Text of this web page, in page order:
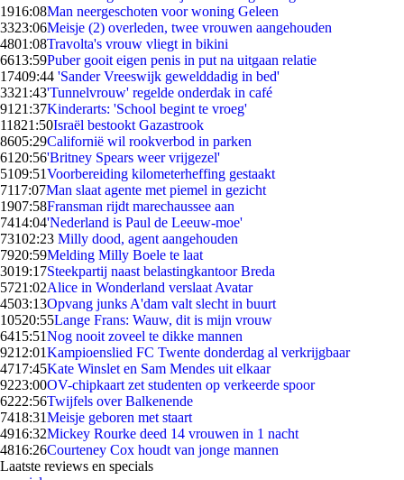
1916:08Man neergeschoten voor woning Geleen
3323:06Meisje (2) overleden, twee vrouwen aangehouden
4801:08Travolta's vrouw vliegt in bikini
6613:59Puber gooit eigen penis in put na uitgaan relatie
17409:44 'Sander Vreeswijk gewelddadig in bed'
3321:43'Tunnelvrouw' regelde onderdak in café
91 21:37Kinderarts: 'School begint te vroeg'
11821:50Israël bestookt Gazastrook
8605:29Californië wil rookverbod in parken
61 20:56'Britney Spears weer vrijgezel'
5109:51Voorbereiding kilometerheffing gestaakt
7117:07Man slaat agente met piemel in gezicht
1907:58Fransman rijdt marechaussee aan
7414:04'Nederland is Paul de Leeuw-moe'
73102:23 Milly dood, agent aangehouden
7920:59Melding Milly Boele te laat
3019:17Steekpartij naast belastingkantoor Breda
5721:02Alice in Wonderland verslaat Avatar
4503:13Opvang junks A'dam valt slecht in buurt
10520:55Lange Frans: Wauw, dit is mijn vrouw
6415:51Nog nooit zoveel te dikke mannen
9212:01Kampioenslied FC Twente donderdag al verkrijgbaar
4717:45Kate Winslet en Sam Mendes uit elkaar
9223:00OV-chipkaart zet studenten op verkeerde spoor
6222:56Twijfels over Balkenende
7418:31Meisje geboren met staart
4916:32Mickey Rourke deed 14 vrouwen in 1 nacht
4816:26Courteney Cox houdt van jonge mannen
Laatste reviews en specials